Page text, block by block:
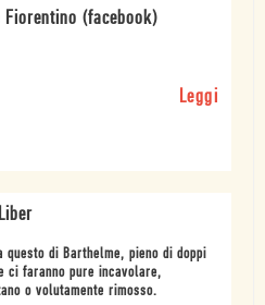
Fiorentino (facebook)
Leggi
di Barthelme, pieno di doppi
ci faranno pure incavolare,
o volutamente rimosso.